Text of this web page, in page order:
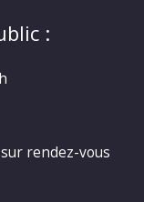
:
rendez-vous